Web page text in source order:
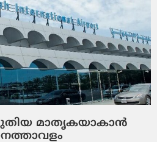
മാതൃകയാകാൻ